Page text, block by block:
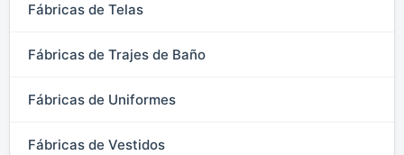
Fábricas de Telas
Fábricas de Trajes de Baño
Fábricas de Uniformes
Fábricas de Vestidos